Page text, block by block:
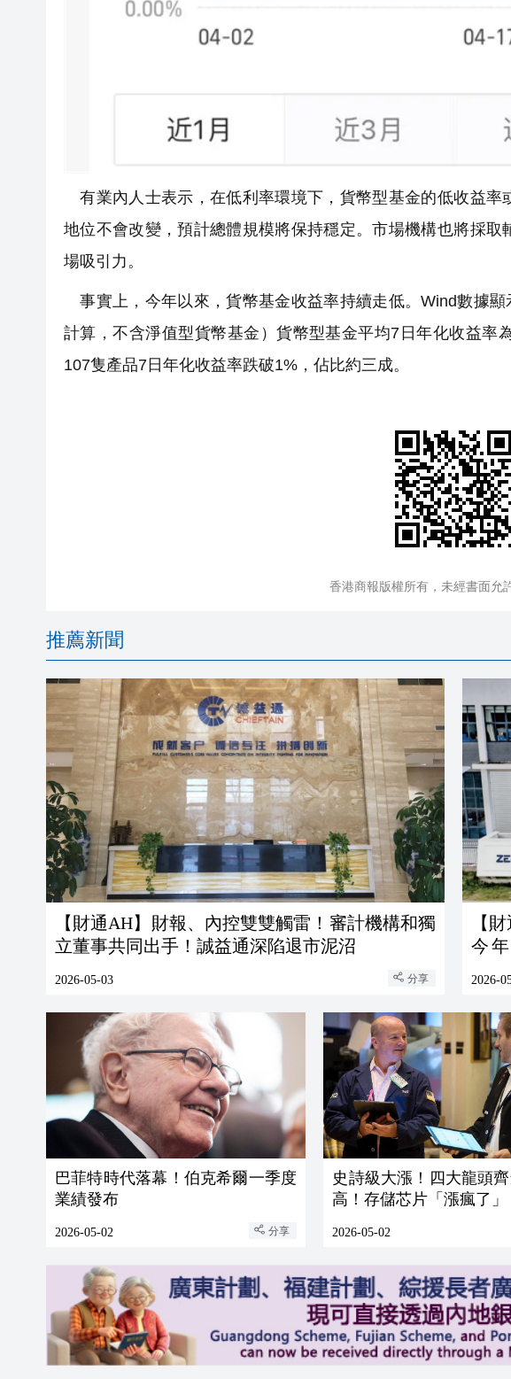
有業內人士表示，在低利率環境下，貨幣型基金的低收益率
地位不會改變，預計總體規模將保持穩定。市場機構也將採
場吸引力。
事實上，今年以來，貨幣基金收益率持續走低。Wind數據
計算，不含淨值型貨幣基金）貨幣型基金平均7日年化收益率
107隻產品7日年化收益率跌破1%，佔比約三成。
香港商報版權所有，未經書面允
推薦新聞
【財通AH】財報、內控雙雙觸雷！審計機構和獨
立董事共同出手！誠益通深陷退市泥沼
2026-05-03 分享
【
今
2026-
巴菲特時代落幕！伯克希爾一季度
業績發布
2026-05-02 分享
史詩級大漲！四大龍頭
高！存儲芯片「漲瘋了」
2026-05-02